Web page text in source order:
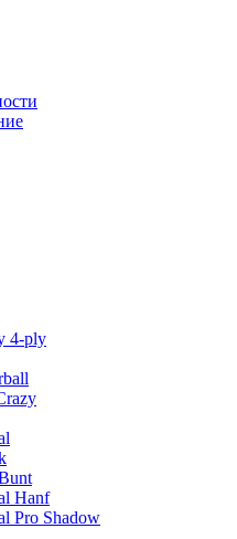
4-ply
Hanf
Pro Shadow